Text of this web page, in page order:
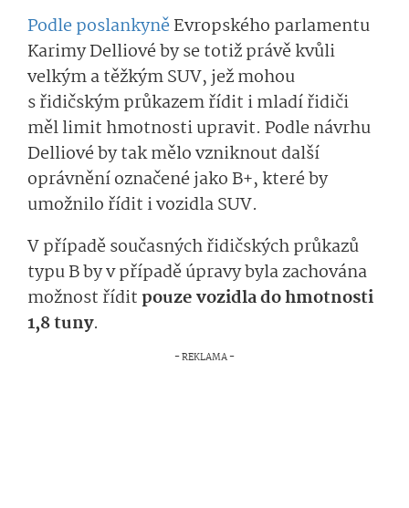
Podle poslankyněEvropského parlamentu
Karimy Delliové by se totiž právě kvůli
velkým a těžkým SUV, jež mohou
s řidičským průkazem řídit i mladí řidiči
měl limit hmotnosti upravit. Podle návrhu
Delliové by tak mělo vzniknout další
oprávnění označené jako B+, které by
umožnilo řídit i vozidla SUV.
V případě současných řidičských průkazů
typu B by v případě úpravy byla zachována
možnost říditpouze vozidla do hmotnosti
1,8 tuny.